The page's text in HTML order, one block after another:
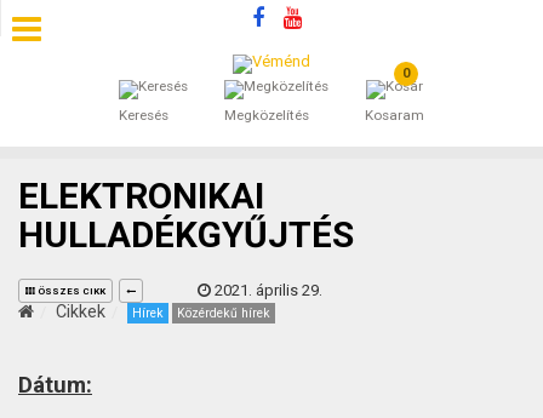
Keresés Megközelítés
0
Kosaram
SZÁLLÁSOK
ÁLTALÁNOS SZERZŐDÉSI FELTÉTELEK
KINCSES BARANYA VÉMÉND
ELEKTRONIKAI
HULLADÉKGYŰJTÉS
ÖSSZES CIKK 2021. április 29.
Cikkek Hírek Közérdekű hírek
Dátum: